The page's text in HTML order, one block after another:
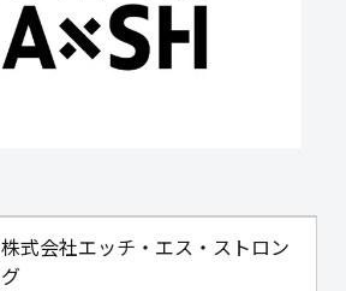
株式会社エッチ・エス・ストロン
グ